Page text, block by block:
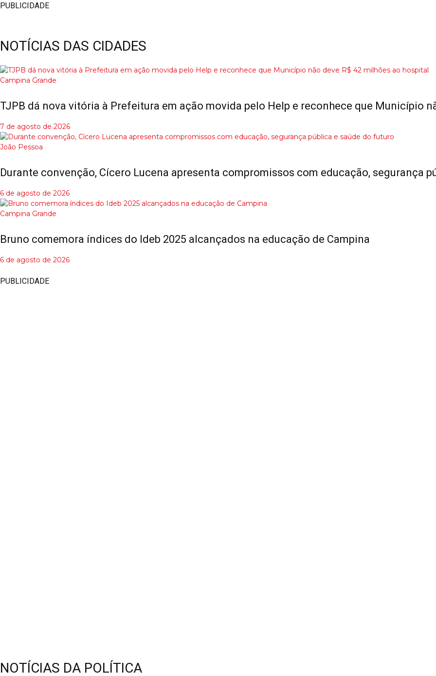
PUBLICIDADE
NOTÍCIAS DAS CIDADES
Campina Grande
TJPB dá nova vitória à Prefeitura em ação movida pelo Help e reconhece que Município
7 de agosto de 2026
João Pessoa
Durante convenção, Cícero Lucena apresenta compromissos com educação, segurança
6 de agosto de 2026
Campina Grande
Bruno comemora índices do Ideb 2025 alcançados na educação de Campina
6 de agosto de 2026
PUBLICIDADE
NOTÍCIAS DA POLÍTICA